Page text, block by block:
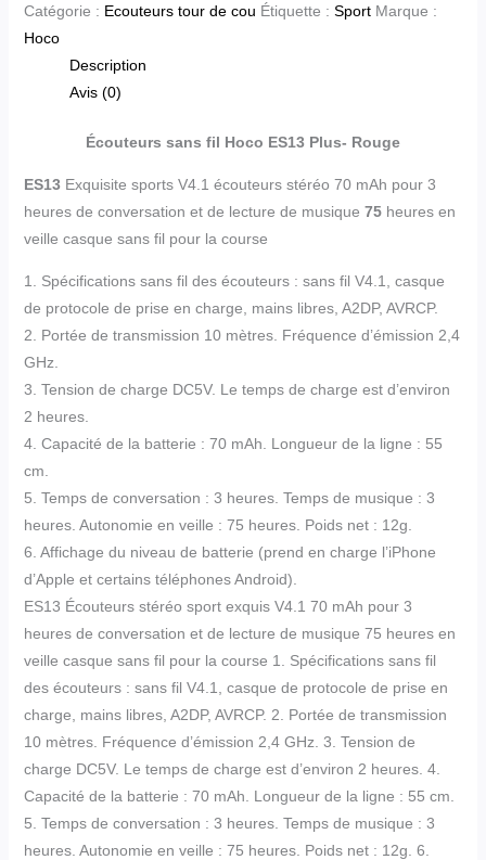
Catégorie : Ecouteurs tour de cou Étiquette : Sport Marque :
Hoco
Description
Avis (0)
Écouteurs sans fil Hoco ES13 Plus- Rouge
ES13Exquisite sports V4.1 écouteurs stéréo 70 mAh pour 3
heures de conversation et de lecture de musique 75heures en
veille casque sans fil pour la course
1. Spécifications sans fil des écouteurs : sans fil V4.1, casque
de protocole de prise en charge, mains libres, A2DP, AVRCP.
2. Portée de transmission 10 mètres. Fréquence d’émission 2,4
GHz.
3. Tension de charge DC5V. Le temps de charge est d’environ
2 heures.
4. Capacité de la batterie : 70 mAh. Longueur de la ligne : 55
cm.
5. Temps de conversation : 3 heures. Temps de musique : 3
heures. Autonomie en veille : 75 heures. Poids net : 12g.
6. Affichage du niveau de batterie (prend en charge l’iPhone
d’Apple et certains téléphones Android).
ES13 Écouteurs stéréo sport exquis V4.1 70 mAh pour 3
heures de conversation et de lecture de musique 75 heures en
veille casque sans fil pour la course 1. Spécifications sans fil
des écouteurs : sans fil V4.1, casque de protocole de prise en
charge, mains libres, A2DP, AVRCP. 2. Portée de transmission
10 mètres. Fréquence d’émission 2,4 GHz. 3. Tension de
charge DC5V. Le temps de charge est d’environ 2 heures. 4.
Capacité de la batterie : 70 mAh. Longueur de la ligne : 55 cm.
5. Temps de conversation : 3 heures. Temps de musique : 3
heures. Autonomie en veille : 75 heures. Poids net : 12g. 6.